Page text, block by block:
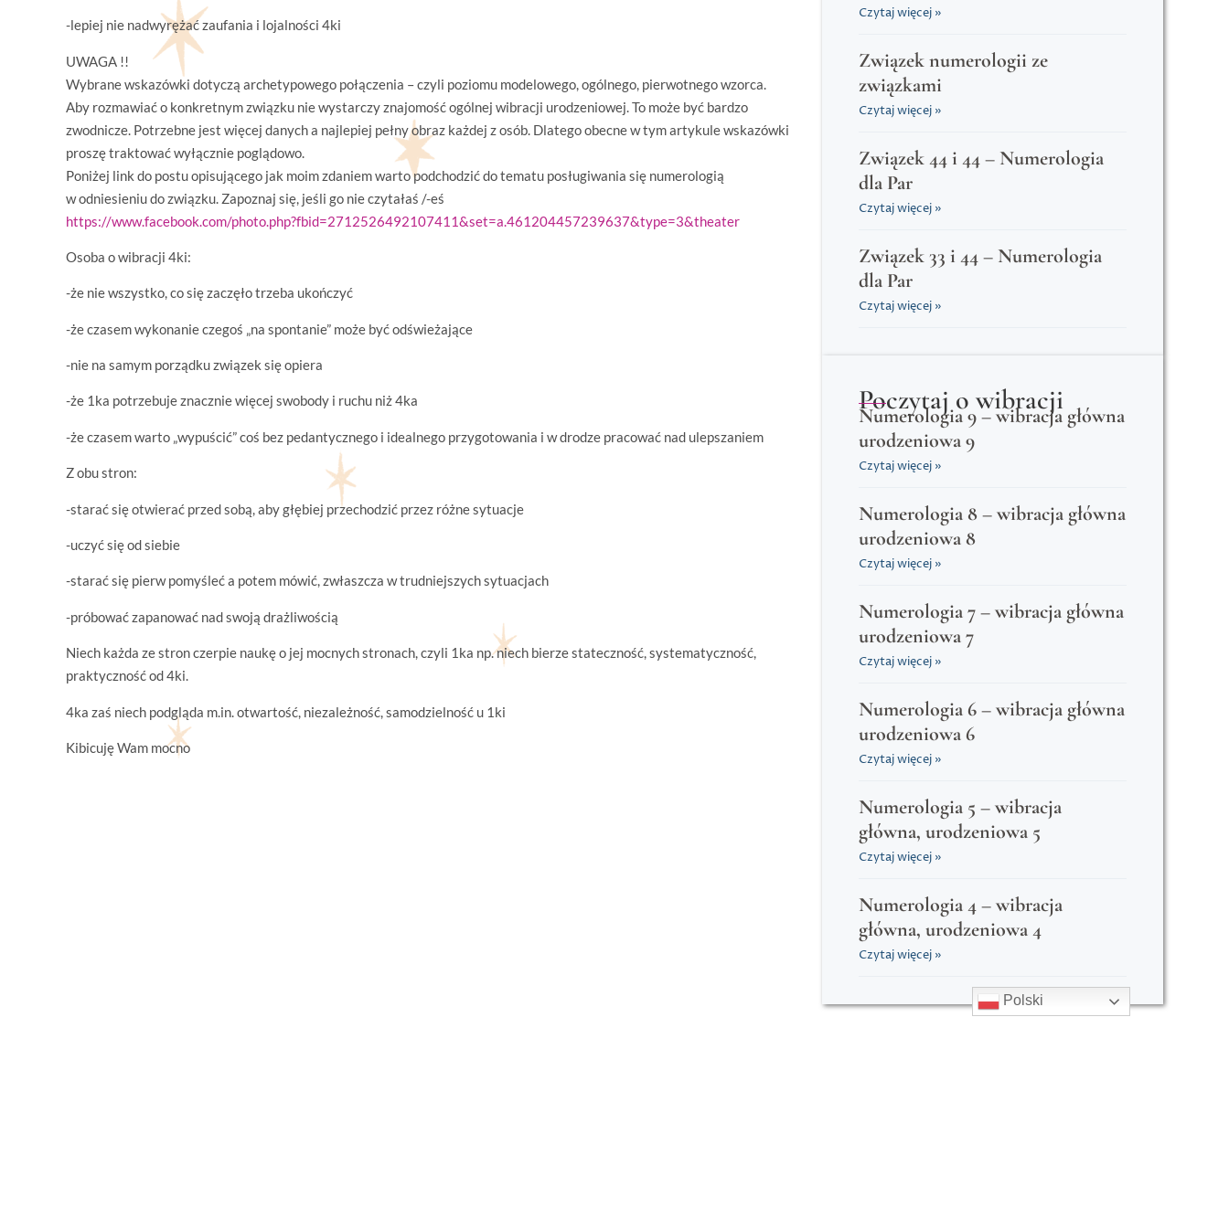
-lepiej nie nadwyrężać zaufania i lojalności 4ki
UWAGA !!
Wybrane wskazówki dotyczą archetypowego połączenia – czyli poziomu modelowego, ogólnego, pierwotnego wzorca.
Aby rozmawiać o konkretnym związku nie wystarczy znajomość ogólnej wibracji urodzeniowej. To może być bardzo
zwodnicze. Potrzebne jest więcej danych a najlepiej pełny obraz każdej z osób. Dlatego obecne w tym artykule wskazówki
proszę traktować wyłącznie poglądowo.
Poniżej link do postu opisującego jak moim zdaniem warto podchodzić do tematu posługiwania się numerologią
w odniesieniu do związku. Zapoznaj się, jeśli go nie czytałaś /-eś
https://www.facebook.com/photo.php?fbid=2712526492107411&set=a.461204457239637&type=3&theater
Osoba o wibracji 4ki:
-że nie wszystko, co się zaczęło trzeba ukończyć
-że czasem wykonanie czegoś „na spontanie” może być odświeżające
-nie na samym porządku związek się opiera
-że 1ka potrzebuje znacznie więcej swobody i ruchu niż 4ka
-że czasem warto „wypuścić” coś bez pedantycznego i idealnego przygotowania i w drodze pracować nad ulepszaniem
Z obu stron:
-starać się otwierać przed sobą, aby głębiej przechodzić przez różne sytuacje
-uczyć się od siebie
-starać się pierw pomyśleć a potem mówić, zwłaszcza w trudniejszych sytuacjach
-próbować zapanować nad swoją drażliwością
Niech każda ze stron czerpie naukę o jej mocnych stronach, czyli 1ka np. niech bierze stateczność, systematyczność,
praktyczność od 4ki.
4ka zaś niech podgląda m.in. otwartość, niezależność, samodzielność u 1ki
Kibicuję Wam mocno
Czytaj więcej »
Związek numerologii ze
związkami
Czytaj więcej »
Związek 44 i 44 – Numerologia
dla Par
Czytaj więcej »
Związek 33 i 44 – Numerologia
dla Par
Czytaj więcej »
Poczytaj o wibracji
Numerologia 9 – wibracja główna
urodzeniowa 9
Czytaj więcej »
Numerologia 8 – wibracja główna
urodzeniowa 8
Czytaj więcej »
Numerologia 7 – wibracja główna
urodzeniowa 7
Czytaj więcej »
Numerologia 6 – wibracja główna
urodzeniowa 6
Czytaj więcej »
Numerologia 5 – wibracja
główna, urodzeniowa 5
Czytaj więcej »
Numerologia 4 – wibracja
główna, urodzeniowa 4
Czytaj więcej »
Polski